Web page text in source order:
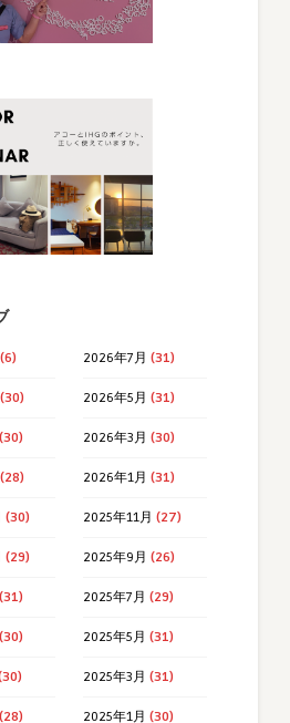
(6) 2026年7月 (31)
(30) 2026年5月 (31)
(30) 2026年3月 (30)
(28) 2026年1月 (31)
(30) 2025年11月 (27)
(29) 2025年9月 (26)
(31) 2025年7月 (29)
(30) 2025年5月 (31)
2025年3月 (31)
(28) 2025年1月 (30)